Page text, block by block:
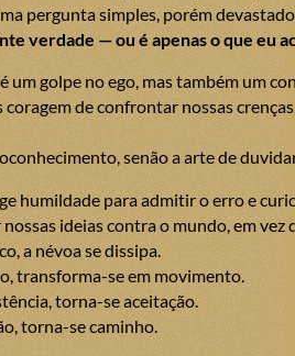
pergunta simples, porém
verdade — ou é apenas o que eu
um golpe no ego, mas também um
de confrontar nossas
senão a arte de
humildade para admitir o erro e
ideias contra o mundo, em
a névoa se dissipa.
transforma-se em movimento.
torna-se aceitação.
torna-se caminho.